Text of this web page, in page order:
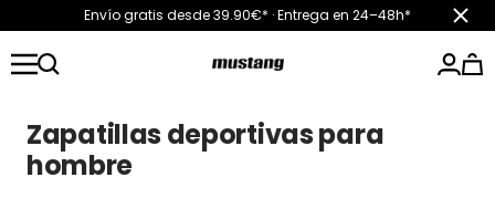
contenido
Envío gratis desde 39.90€* · Entrega en 24–48h*
mtngshoes
Zapatillas deportivas para
hombre